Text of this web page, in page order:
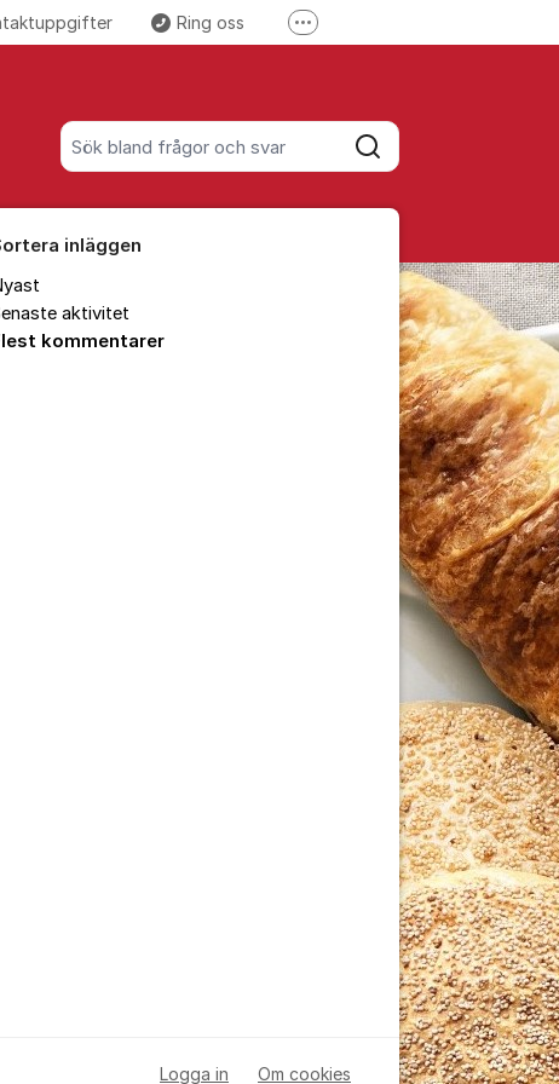
Sök bland alla inlägg
Sök
Ring oss Fler supportlänkar
inläggen
aktivitet
kommentarer
Logga in Om cookies